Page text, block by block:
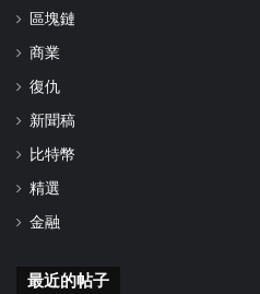
區塊鏈
商業
復仇
新聞稿
比特幣
精選
金融
最近的帖子